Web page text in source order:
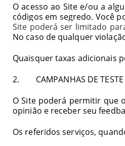
O acesso ao Site e/ou a
códigos em segredo. Você
Site poderá ser limitado
No caso de qualquer
Quaisquer taxas adicionais
2. CAMPANHAS DE TESTE
O Site poderá permitir que
opinião e receber seu
Os referidos serviços,